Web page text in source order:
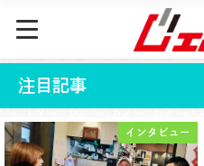
注目記事
インタビュー